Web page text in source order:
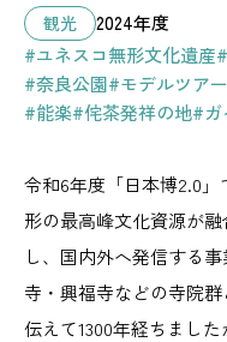
観光
2024年度
#ユネスコ無形文化遺産
#奈良公園#モデルツアー
#能楽#侘茶発祥の地#ガ
令和6年度「日本博2.0
形の最高峰文化資源が
し、国内外へ発信する
寺・興福寺などの寺院
伝えて1300年経ちまし